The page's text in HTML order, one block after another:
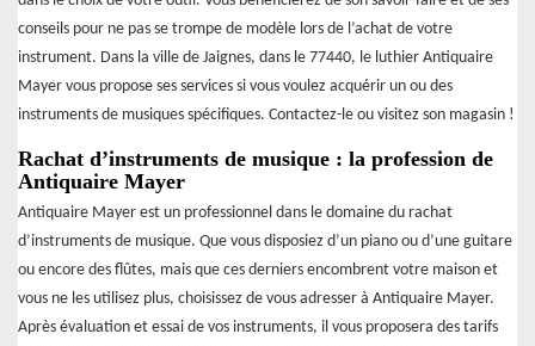
conseils pour ne pas se trompe de modèle lors de l’achat de votre
instrument. Dans la ville de Jaignes, dans le 77440, le luthier Antiquaire
Mayer vous propose ses services si vous voulez acquérir un ou des
instruments de musiques spécifiques. Contactez-le ou visitez son magasin !
Rachat d’instruments de musique : la profession de
Antiquaire Mayer
Antiquaire Mayer est un professionnel dans le domaine du rachat
d’instruments de musique. Que vous disposiez d’un piano ou d’une guitare
ou encore des flûtes, mais que ces derniers encombrent votre maison et
vous ne les utilisez plus, choisissez de vous adresser à Antiquaire Mayer.
Après évaluation et essai de vos instruments, il vous proposera des tarifs